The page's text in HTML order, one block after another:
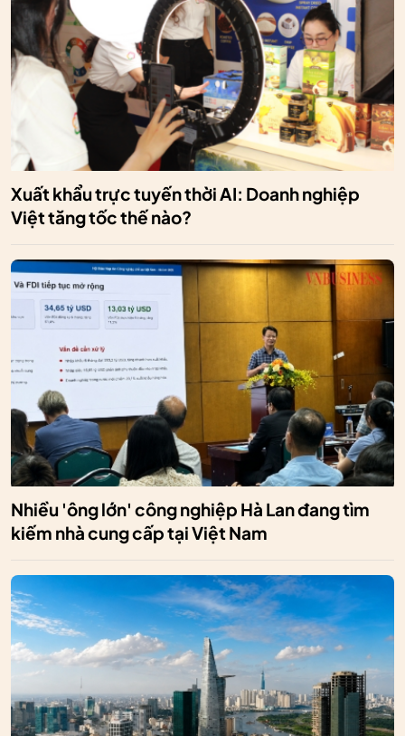
Xuất khẩu trực tuyến thời AI: Doanh nghiệp
Việt tăng tốc thế nào?
Nhiều 'ông lớn' công nghiệp Hà Lan đang tìm
kiếm nhà cung cấp tại Việt Nam